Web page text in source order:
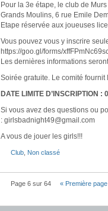
Pour la 3e étape, le club de
Grands Moulins, 6 rue Emile
Etape réservée aux joueuses
Vous pouvez vous y inscrire
https://goo.gl/forms/
Les dernières informations
Soirée gratuite. Le comité
DATE LIMITE D’INSCRIPTION
Si vous avez des questions ou
: girlsbadnight49@gmail.com
A vous de jouer les girls!!!
Club Non classé
Page 6 sur 64 « Première page